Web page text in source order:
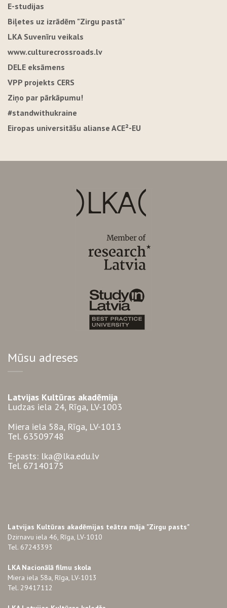
E-studijas
Biļetes uz izrādēm "Zirgu pastā"
LKA Suvenīru veikals
www.culturecrossroads.lv
DELE eksāmens
VPP projekts CERS
Ziņo par pārkāpumu!
#standwithukraine
Eiropas universitāšu alianse ACE²-EU
Mūsu adreses
Latvijas Kultūras akadēmija
Ludzas iela 24, Rīga, LV-1003
Miera iela 58a, Rīga, LV-1013
Tel. 63509748
E-pasts: lka@lka.edu.lv
Tel. 67140175
Latvijas Kultūras akadēmijas teātra māja "Zirgu pasts"
Dzirnavu iela 46, Rīga, LV-1010
Tel. 67243393
LKA Nacionālā filmu skola
Miera iela 58a, Rīga, LV-1013
Tel. 29417112